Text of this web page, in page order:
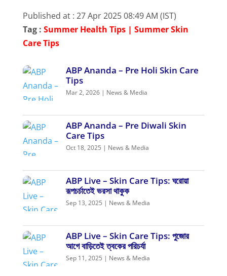
Published at : 27 Apr 2025 08:49 AM (IST)
Tag : Summer Health Tips | Summer Skin
Care Tips
ABP Ananda – Pre Holi Skin Care
Tips
Mar 2, 2026| News & Media
ABP Ananda – Pre Diwali Skin
Care Tips
Oct 18, 2025 | News & Media
ABP Live – Skin Care Tips: ঘরোয়া
রূপচর্চাতেই ভরসা থাকুক
Sep 13, 2025 | News & Media
ABP Live – Skin Care Tips: পুজোর
আগে বাড়িতেই ত্বকের পরিচর্যা
Sep 11, 2025 | News & Media